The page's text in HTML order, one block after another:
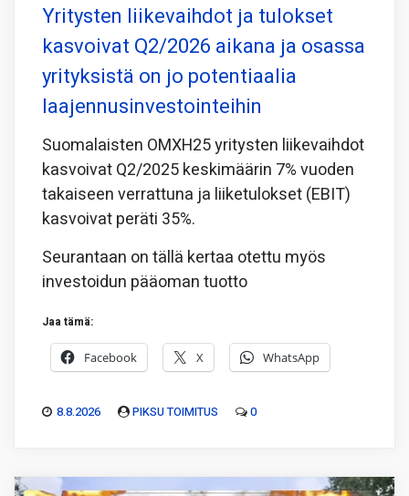
Yritysten liikevaihdot ja tulokset
kasvoivat Q2/2026 aikana ja osassa
yrityksistä on jo potentiaalia
laajennusinvestointeihin
Suomalaisten OMXH25 yritysten liikevaihdot
kasvoivat Q2/2025 keskimäärin 7% vuoden
takaiseen verrattuna ja liiketulokset (EBIT)
kasvoivat peräti 35%.
Seurantaan on tällä kertaa otettu myös
investoidun pääoman tuotto
Jaa tämä:
Facebook X WhatsApp
8.8.2026 PIKSU TOIMITUS 0